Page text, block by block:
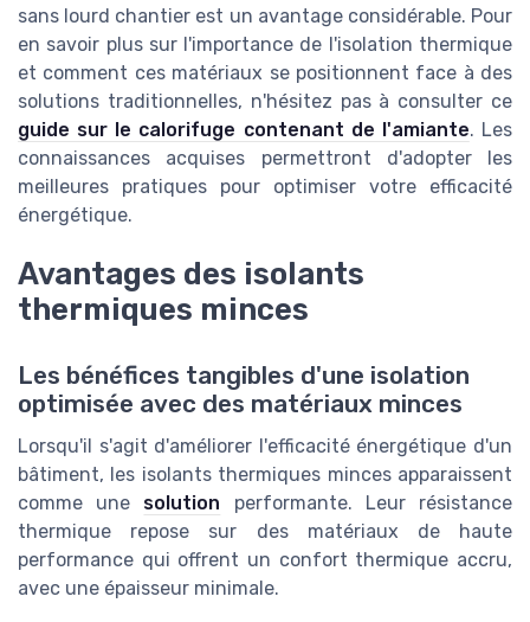
sans lourd chantier est un avantage considérable. Pour
en savoir plus sur l'importance de l'isolation thermique
et comment ces matériaux se positionnent face à des
solutions traditionnelles, n'hésitez pas à consulter ce
guide sur le calorifuge contenant de l'amiante. Les
connaissances acquises permettront d'adopter les
meilleures pratiques pour optimiser votre efficacité
énergétique.
Avantages des isolants
thermiques minces
Les bénéfices tangibles d'une isolation
optimisée avec des matériaux minces
Lorsqu'il s'agit d'améliorer l'efficacité énergétique d'un
bâtiment, les isolants thermiques minces apparaissent
comme une solution performante. Leur résistance
thermique repose sur des matériaux de haute
performance qui offrent un confort thermique accru,
avec une épaisseur minimale.